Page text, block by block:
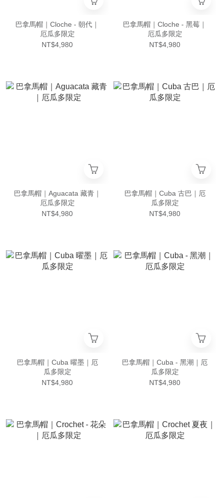
巴拿馬帽｜Cloche - 朝代｜
厄瓜多限定
NT$4,980
巴拿馬帽｜Cloche - 黑莓｜
厄瓜多限定
NT$4,980
巴拿馬帽｜Aguacata 藏青｜
厄瓜多限定
NT$4,980
巴拿馬帽｜Cuba 古巴｜厄
瓜多限定
NT$4,980
巴拿馬帽｜Cuba 曜墨｜厄
瓜多限定
NT$4,980
巴拿馬帽｜Cuba - 黑潮｜厄
瓜多限定
NT$4,980